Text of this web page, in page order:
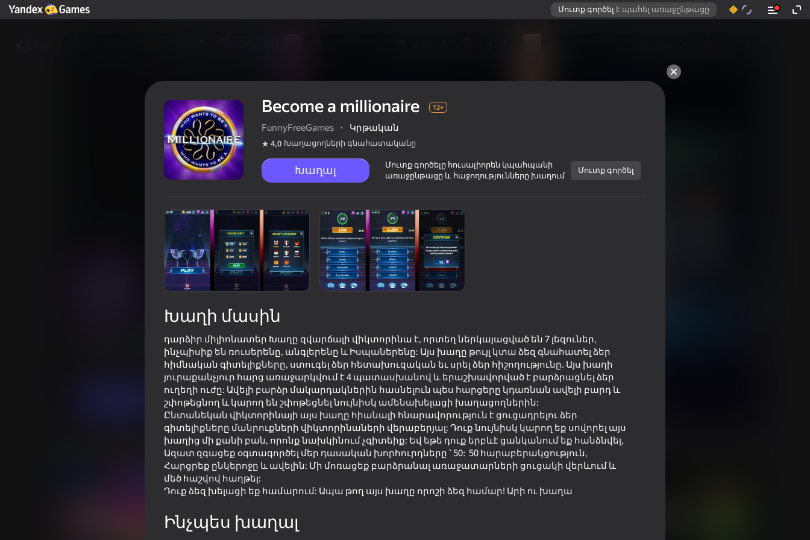
Մուտք գործել է պահել առաջընթացը
Become a millionaire
Խաղացողների գնահատականը 12+
FunnyFreeGames
Նմանատիպ խաղեր
Become a millionaire 12+
FunnyFreeGames · Կրթական
4,0 Խաղացողների գնահատականը
Խաղալ
Մուտք գործելը հուսալիորեն կպահպանի
առաջընթացը և հաջողությունները խաղում
Մուտք գործել
Խաղի մասին
դարձիր միլիոնատեր Խաղը զվարճալի վիկտորինա է, որտեղ ներկայացված են 7 լեզուներ,
ինչպիսիք են ռուսերենը, անգլերենը և Իսպաներենը: Այս խաղը թույլ կտա ձեզ գնահատել ձեր
հիմնական գիտելիքները, ստուգել ձեր հետախուզական եւ սրել ձեր հիշողությունը. Այս խաղի
յուրաքանչյուր հարց առաջարկվում է 4 պատասխանով և երաշխավորված է բարձրացնել ձեր
ուղեղի ուժը: Ավելի բարձր մակարդակներին հասնելուն պես հարցերը կդառնան ավելի բարդ և
շփոթեցնող և կարող են շփոթեցնել նույնիսկ ամենախելացի խաղացողներին:
Ընտանեկան վիկտորինայի այս խաղը հիանալի հնարավորություն է ցուցադրելու ձեր
գիտելիքները մանրուքների վիկտորինաների վերաբերյալ: Դուք նույնիսկ կարող եք սովորել այս
խաղից մի քանի բան, որոնք նախկինում չգիտեիք: Եվ եթե դուք երբևէ ցանկանում եք հանձնվել,
Ազատ զգացեք օգտագործել մեր դասական խորհուրդները ՝ 50: 50 հարաբերակցություն,
Հարցրեք ընկերոջը և ավելին: Մի մոռացեք բարձրանալ առաջատարների ցուցակի վերևում և
մեծ հաշվով հաղթել:
Դուք ձեզ խելացի եք համարում: Ապա թող այս խաղը որոշի ձեզ համար! Արի ու խաղա
Ինչպես խաղալ